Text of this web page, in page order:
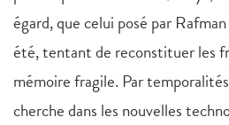
égard, que celui posé par
été, tentant de reconstituer les
mémoire fragile. Par
cherche dans les nouvelles